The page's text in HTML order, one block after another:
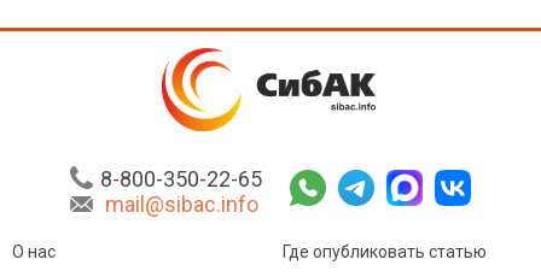
8-800-350-22-65
mail@sibac.info
О нас
Где опубликовать статью